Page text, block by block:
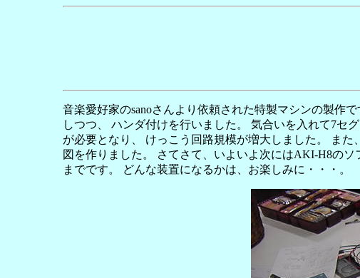
音楽愛好家のsanoさんより依頼された特製マシンの製作
しつつ、 ハンダ付けを行いました。 気合いを入れて7セ
が必要となり、 けっこう回路規模が増大しました。 ま
図を作りました。 さてさて、いよいよ次にはAKI-H8の
までです。 どんな装置になるかは、お楽しみに・・・。